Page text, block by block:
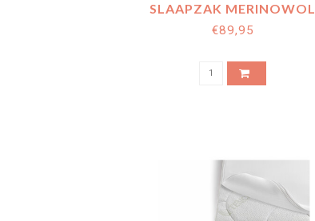
SLAAPZAK MERINOWOL
MELANGE
€89,95